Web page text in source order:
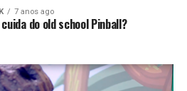
7 anos ago
do old school Pinball?